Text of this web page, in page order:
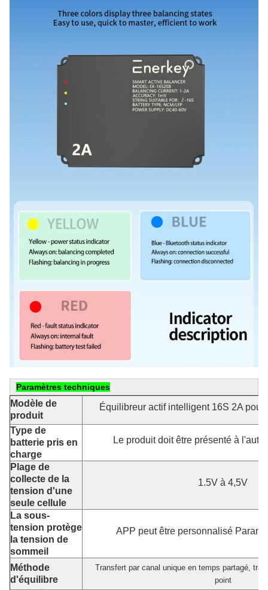
Paramètres techniques
Modèle de
produit
Équilibreur actif intelligent 16S 2A
Type de
batterie pris en
charge
Le produit doit être présenté à
Plage de
collecte de la
tension d'une
seule cellule
1.5V à 4,5V
La sous-
tension protège
la tension de
sommeil
APP peut être personnalisé
Méthode
d'équilibre
Transfert par canal unique en temps partagé,
point